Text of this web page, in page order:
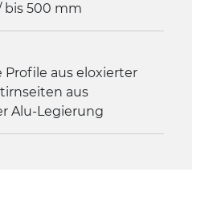
bis 500 mm
Profile aus eloxierter
aus
Alu-Legierung